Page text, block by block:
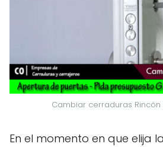
Cambiar cerraduras
En el momento en que elija